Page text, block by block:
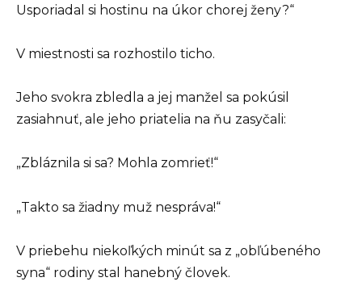
Usporiadal si hostinu na úkor chorej ženy?“
V miestnosti sa rozhostilo ticho.
Jeho svokra zbledla a jej manžel sa pokúsil
zasiahnuť, ale jeho priatelia na ňu zasyčali:
„Zbláznila si sa? Mohla zomrieť!“
„Takto sa žiadny muž nespráva!“
V priebehu niekoľkých minút sa z „obľúbeného
syna“ rodiny stal hanebný človek.